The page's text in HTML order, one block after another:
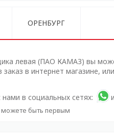
ОРЕНБУРГ
левая (ПАО КАМАЗ) вы
в интернет магазине, или
в социальных сетях:
можете быть первым